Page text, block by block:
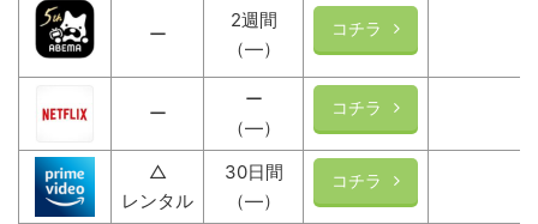
ー
2週間
（―）
コチラ
ー
ー
（―）
コチラ
△
レンタル
30日間
（―）
コチラ